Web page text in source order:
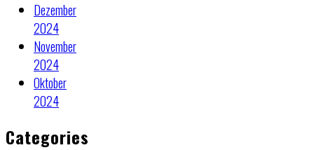
Dezember
2024
November
2024
Oktober
2024
Categories